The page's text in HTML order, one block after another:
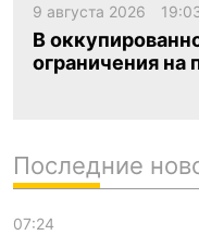
9 августа 2026
В
ограничения на
Последние
07:24